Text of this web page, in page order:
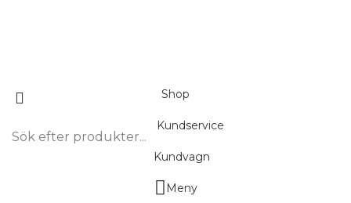
Shop
Kundservice
Kundvagn
Meny